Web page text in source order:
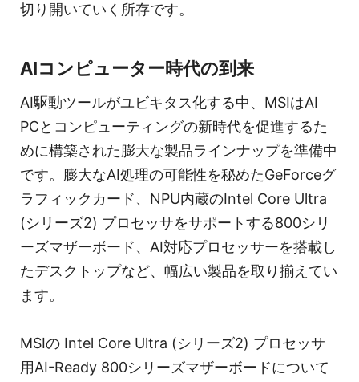
切り開いていく所存です。
AIコンピューター時代の到来
AI駆動ツールがユビキタス化する中、MSIはAI
PCとコンピューティングの新時代を促進するた
めに構築された膨大な製品ラインナップを準備中
です。膨大なAI処理の可能性を秘めたGeForceグ
ラフィックカード、NPU内蔵のIntel Core Ultra
(シリーズ2) プロセッサをサポートする800シリ
ーズマザーボード、AI対応プロセッサーを搭載し
たデスクトップなど、幅広い製品を取り揃えてい
ます。
MSIの Intel Core Ultra (シリーズ2) プロセッサ
用AI-Ready 800シリーズマザーボードについて